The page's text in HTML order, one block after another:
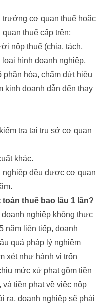
trưởng cơ quan thuế hoặc
thuế cấp trên;
nộp thuế (chia, tách,
hình doanh nghiệp,
phần hóa, chấm dứt hiệu
kinh doanh dẫn đến thay
tra tại trụ sở cơ quan
khác.
nghiệp đều được cơ quan
thuế bao lâu 1 lần?
nghiệp không thực
năm liên tiếp, doanh
quả pháp lý nghiêm
xét như hành vi trốn
mức xử phạt gồm tiền
và tiền phạt về việc nộp
ra, doanh nghiệp sẽ phải